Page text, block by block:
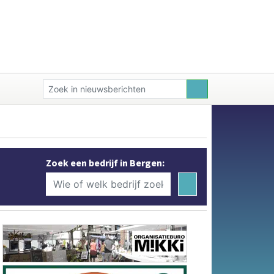
Zoek een bedrijf in Bergen: